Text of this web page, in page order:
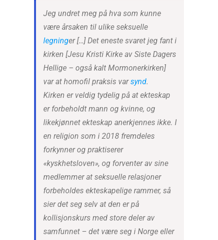
Jeg undret meg på hva som kunne
være årsaken til ulike seksuelle
legninger […] Det eneste svaret jeg fant i
kirken [Jesu Kristi Kirke av Siste Dagers
Hellige – også kalt Mormonerkirken]
var at homofil praksis varsynd.
Kirken er veldig tydelig på at ekteskap
er forbeholdt mann og kvinne, og
likekjønnet ekteskap anerkjennes ikke. I
en religion som i 2018 fremdeles
forkynner og praktiserer
«kyskhetsloven», og forventer av sine
medlemmer at seksuelle relasjoner
forbeholdes ekteskapelige rammer, så
sier det seg selv at den er på
kollisjonskurs med store deler av
samfunnet – det være seg i Norge eller